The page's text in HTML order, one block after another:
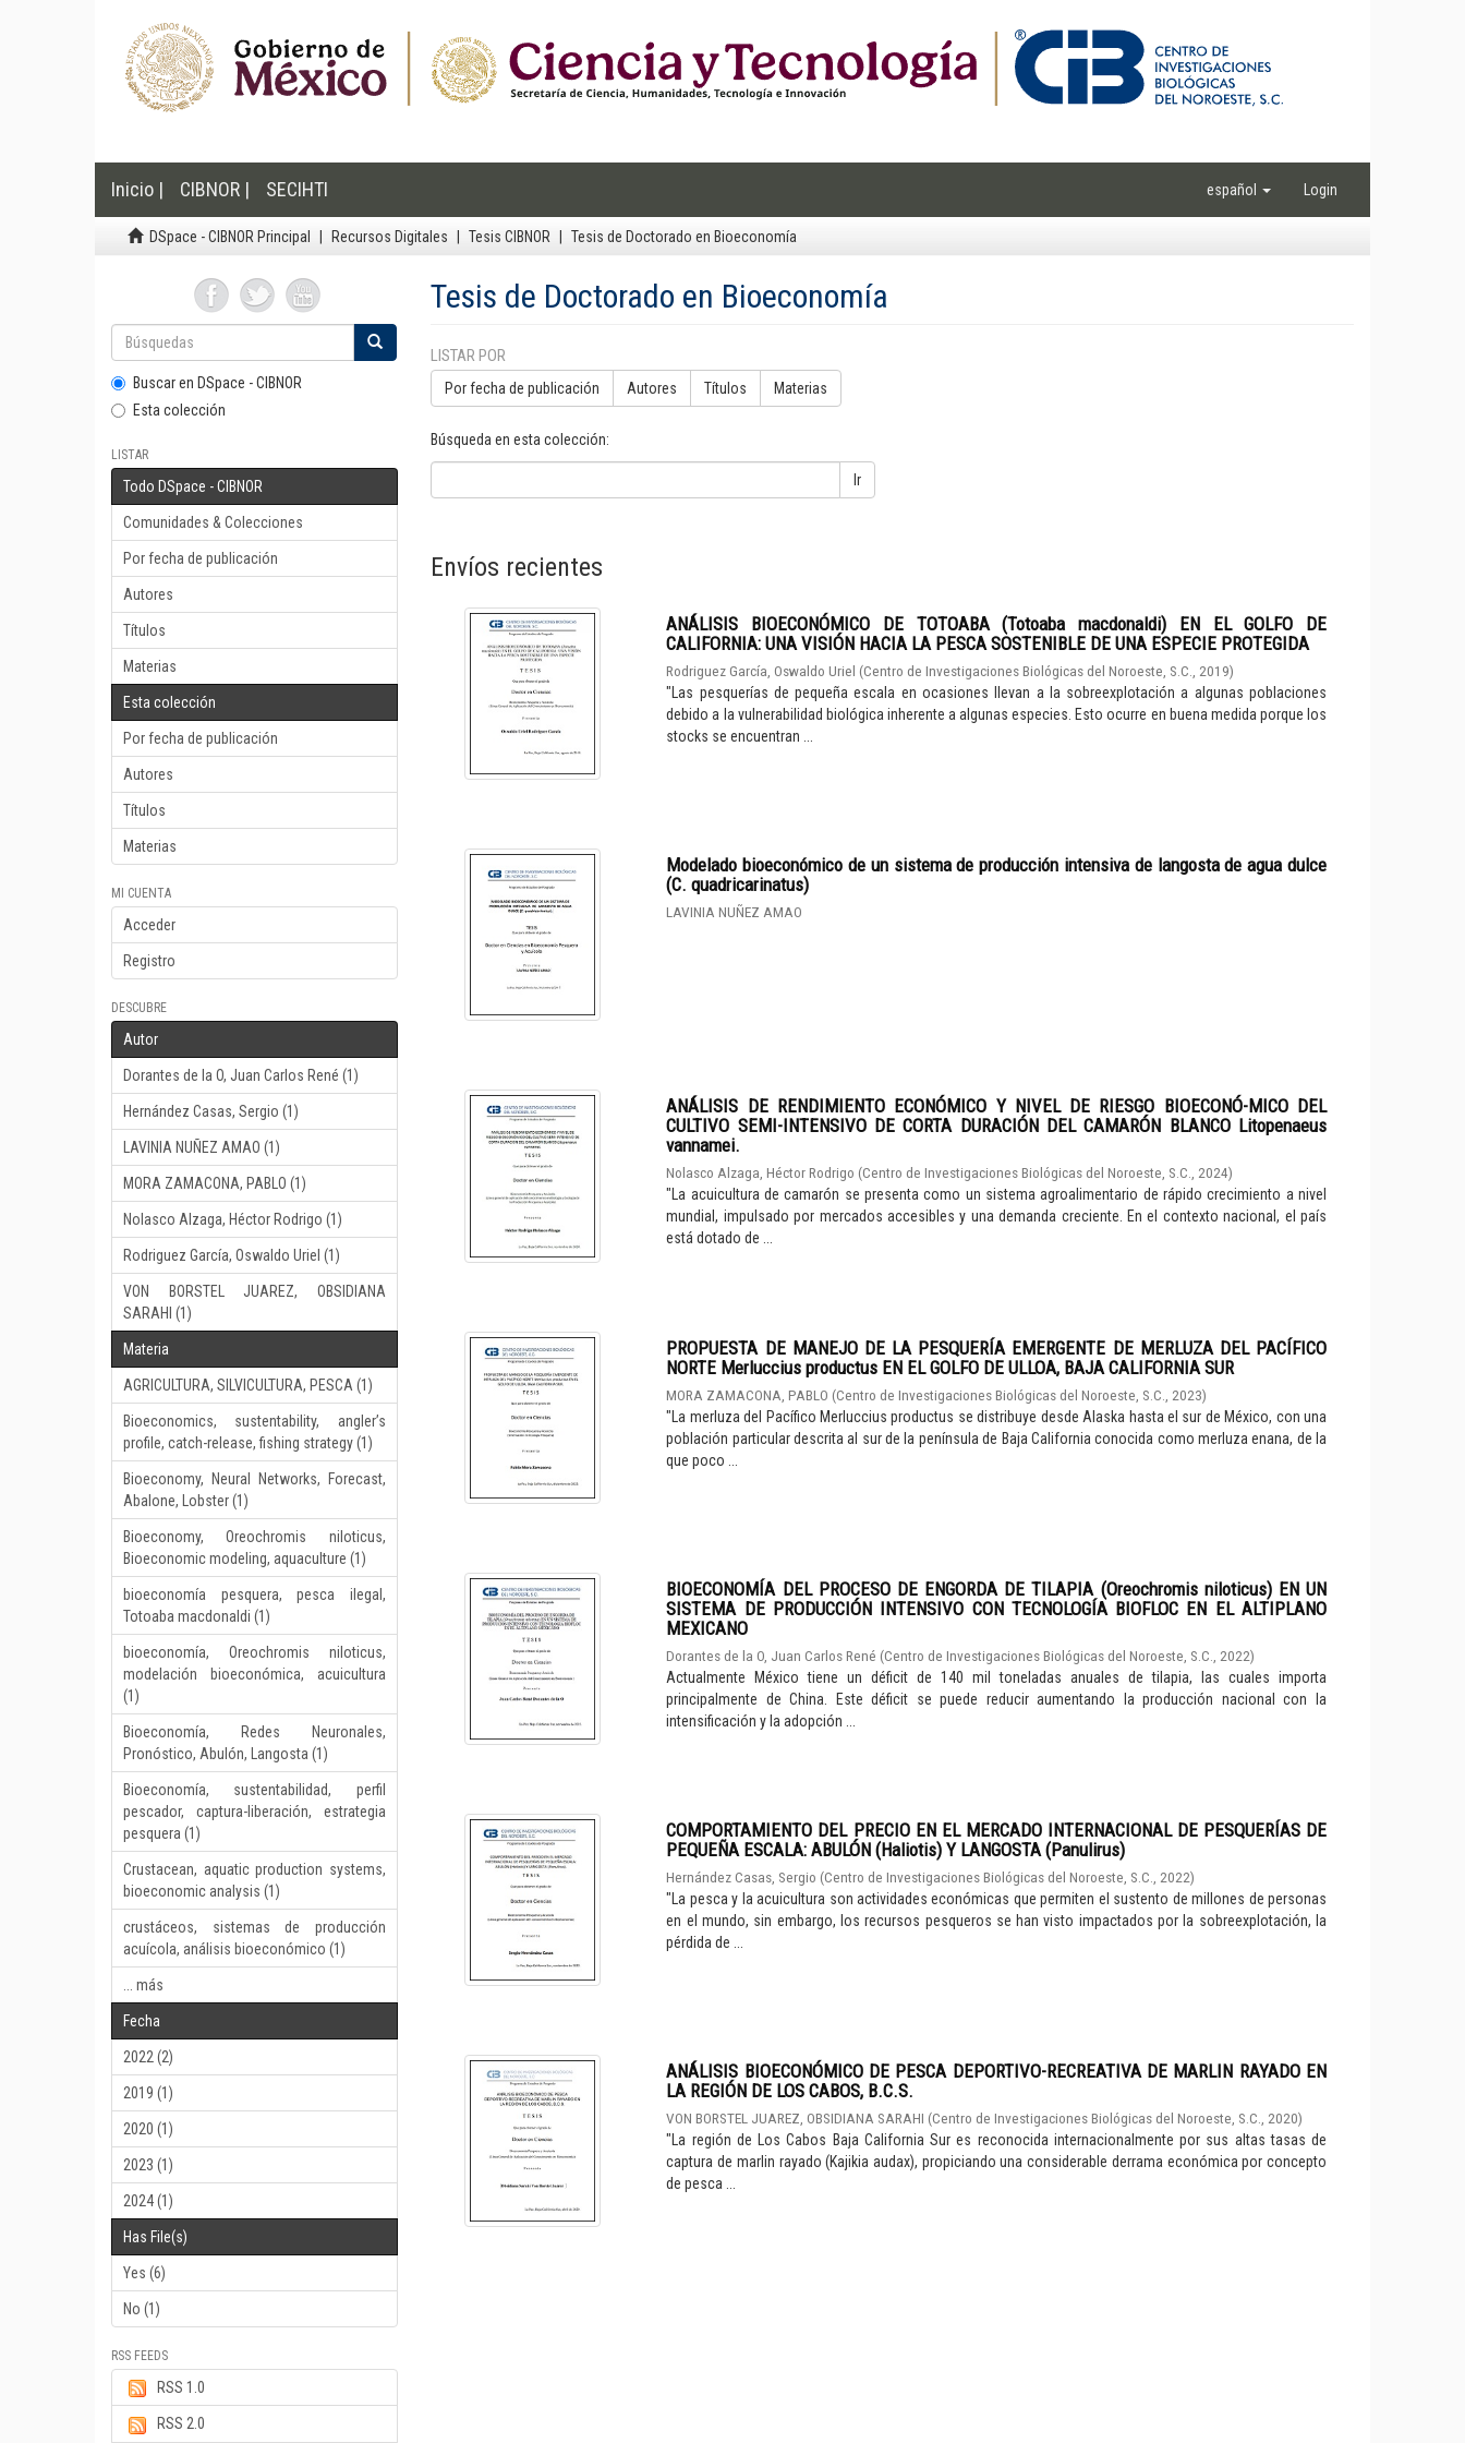
Inicio | CIBNOR | SECIHTI español Login
DSpace - CIBNOR Principal Recursos Digitales Tesis CIBNOR Tesis de Doctorado en Bioeconomía
Buscar en DSpace - CIBNOR
Esta colección
LISTAR
Todo DSpace - CIBNOR
Comunidades & Colecciones
Por fecha de publicación
Autores
Títulos
Materias
Esta colección
Por fecha de publicación
Autores
Títulos
Materias
MI CUENTA
Acceder
Registro
DESCUBRE
Autor
Dorantes de la O, Juan Carlos René (1)
Hernández Casas, Sergio (1)
LAVINIA NUÑEZ AMAO (1)
MORA ZAMACONA, PABLO (1)
Nolasco Alzaga, Héctor Rodrigo (1)
Rodriguez García, Oswaldo Uriel (1)
VON BORSTEL JUAREZ, OBSIDIANA
SARAHI (1)
Materia
AGRICULTURA, SILVICULTURA, PESCA (1)
Bioeconomics, sustentability, angler’s
profile, catch-release, fishing strategy (1)
Bioeconomy, Neural Networks, Forecast,
Abalone, Lobster (1)
Bioeconomy, Oreochromis niloticus,
Bioeconomic modeling, aquaculture (1)
bioeconomía pesquera, pesca ilegal,
Totoaba macdonaldi (1)
bioeconomía, Oreochromis niloticus,
modelación bioeconómica, acuicultura
(1)
Bioeconomía, Redes Neuronales,
Pronóstico, Abulón, Langosta (1)
Bioeconomía, sustentabilidad, perfil
pescador, captura-liberación, estrategia
pesquera (1)
Crustacean, aquatic production systems,
bioeconomic analysis (1)
crustáceos, sistemas de producción
acuícola, análisis bioeconómico (1)
... más
Fecha
2022 (2)
2019 (1)
2020 (1)
2023 (1)
2024 (1)
Has File(s)
Yes (6)
No (1)
RSS FEEDS
RSS 1.0
RSS 2.0
Tesis de Doctorado en Bioeconomía
LISTAR POR
Por fecha de publicación Autores Títulos Materias
Búsqueda en esta colección:
Ir
Envíos recientes
ANÁLISIS BIOECONÓMICO DE TOTOABA (Totoaba macdonaldi) EN EL GOLFO DE
CALIFORNIA: UNA VISIÓN HACIA LA PESCA SOSTENIBLE DE UNA ESPECIE PROTEGIDA
Rodriguez García, Oswaldo Uriel (Centro de Investigaciones Biológicas del Noroeste, S.C. 2019)
"Las pesquerías de pequeña escala en ocasiones llevan a la sobreexplotación a algunas poblaciones
debido a la vulnerabilidad biológica inherente a algunas especies. Esto ocurre en buena medida porque los
stocks se encuentran ...
Modelado bioeconómico de un sistema de producción intensiva de langosta de agua dulce
(C. quadricarinatus)
LAVINIA NUÑEZ AMAO
ANÁLISIS DE RENDIMIENTO ECONÓMICO Y NIVEL DE RIESGO BIOECONÓ-MICO DEL
CULTIVO SEMI-INTENSIVO DE CORTA DURACIÓN DEL CAMARÓN BLANCO Litopenaeus
vannamei.
Nolasco Alzaga, Héctor Rodrigo (Centro de Investigaciones Biológicas del Noroeste, S.C., 2024)
"La acuicultura de camarón se presenta como un sistema agroalimentario de rápido crecimiento a nivel
mundial, impulsado por mercados accesibles y una demanda creciente. En el contexto nacional, el país
está dotado de ...
PROPUESTA DE MANEJO DE LA PESQUERÍA EMERGENTE DE MERLUZA DEL PACÍFICO
NORTE Merluccius productus EN EL GOLFO DE ULLOA, BAJA CALIFORNIA SUR
MORA ZAMACONA, PABLO (Centro de Investigaciones Biológicas del Noroeste, S.C. 2023)
"La merluza del Pacífico Merluccius productus se distribuye desde Alaska hasta el sur de México, con una
población particular descrita al sur de la península de Baja California conocida como merluza enana, de la
que poco ...
BIOECONOMÍA DEL PROCESO DE ENGORDA DE TILAPIA (Oreochromis niloticus) EN UN
SISTEMA DE PRODUCCIÓN INTENSIVO CON TECNOLOGÍA BIOFLOC EN EL ALTIPLANO
MEXICANO
Dorantes de la O, Juan Carlos René (Centro de Investigaciones Biológicas del Noroeste, S.C. 2022)
Actualmente México tiene un déficit de 140 mil toneladas anuales de tilapia, las cuales importa
principalmente de China. Este déficit se puede reducir aumentando la producción nacional con la
intensificación y la adopción ...
COMPORTAMIENTO DEL PRECIO EN EL MERCADO INTERNACIONAL DE PESQUERÍAS DE
PEQUEÑA ESCALA: ABULÓN (Haliotis) Y LANGOSTA (Panulirus)
Hernández Casas, Sergio (Centro de Investigaciones Biológicas del Noroeste, S.C. 2022)
"La pesca y la acuicultura son actividades económicas que permiten el sustento de millones de personas
en el mundo, sin embargo, los recursos pesqueros se han visto impactados por la sobreexplotación, la
pérdida de ...
ANÁLISIS BIOECONÓMICO DE PESCA DEPORTIVO-RECREATIVA DE MARLIN RAYADO EN
LA REGIÓN DE LOS CABOS, B.C.S.
VON BORSTEL JUAREZ, OBSIDIANA SARAHI (Centro de Investigaciones Biológicas del Noroeste, S.C. 2020)
"La región de Los Cabos Baja California Sur es reconocida internacionalmente por sus altas tasas de
captura de marlin rayado (Kajikia audax), propiciando una considerable derrama económica por concepto
de pesca ...